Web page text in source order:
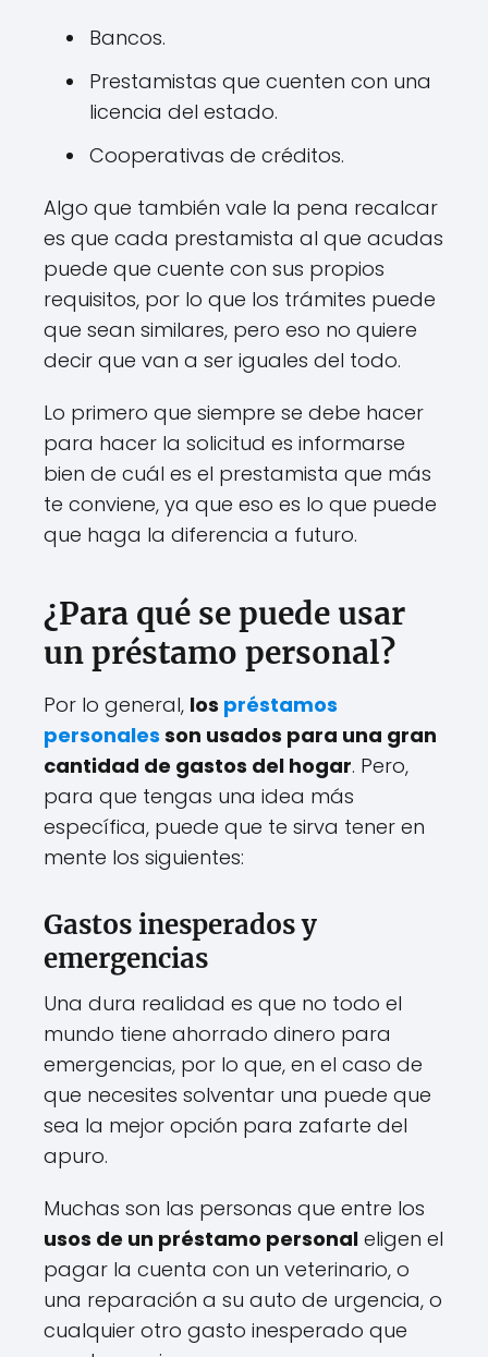
Bancos.
Prestamistas que cuenten con una
licencia del estado.
Cooperativas de créditos.
Algo que también vale la pena recalcar
es que cada prestamista al que acudas
puede que cuente con sus propios
requisitos, por lo que los trámites puede
que sean similares, pero eso no quiere
decir que van a ser iguales del todo.
Lo primero que siempre se debe hacer
para hacer la solicitud es informarse
bien de cuál es el prestamista que más
te conviene, ya que eso es lo que puede
que haga la diferencia a futuro.
¿Para qué se puede usar
un préstamo personal?
Por lo general, los préstamos
personales son usados para una gran
cantidad de gastos del hogar. Pero,
para que tengas una idea más
específica, puede que te sirva tener en
mente los siguientes:
Gastos inesperados y
emergencias
Una dura realidad es que no todo el
mundo tiene ahorrado dinero para
emergencias, por lo que, en el caso de
que necesites solventar una puede que
sea la mejor opción para zafarte del
apuro.
Muchas son las personas que entre los
usos de un préstamo personal eligen el
pagar la cuenta con un veterinario, o
una reparación a su auto de urgencia, o
cualquier otro gasto inesperado que